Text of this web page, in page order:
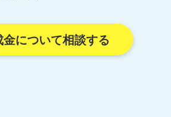
について相談する